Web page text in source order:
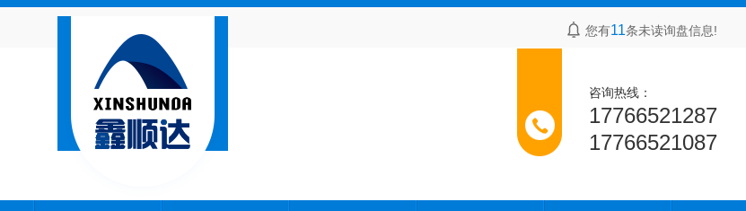
您有11条未读询盘信息!
咨询热线：
17766521287
17766521087